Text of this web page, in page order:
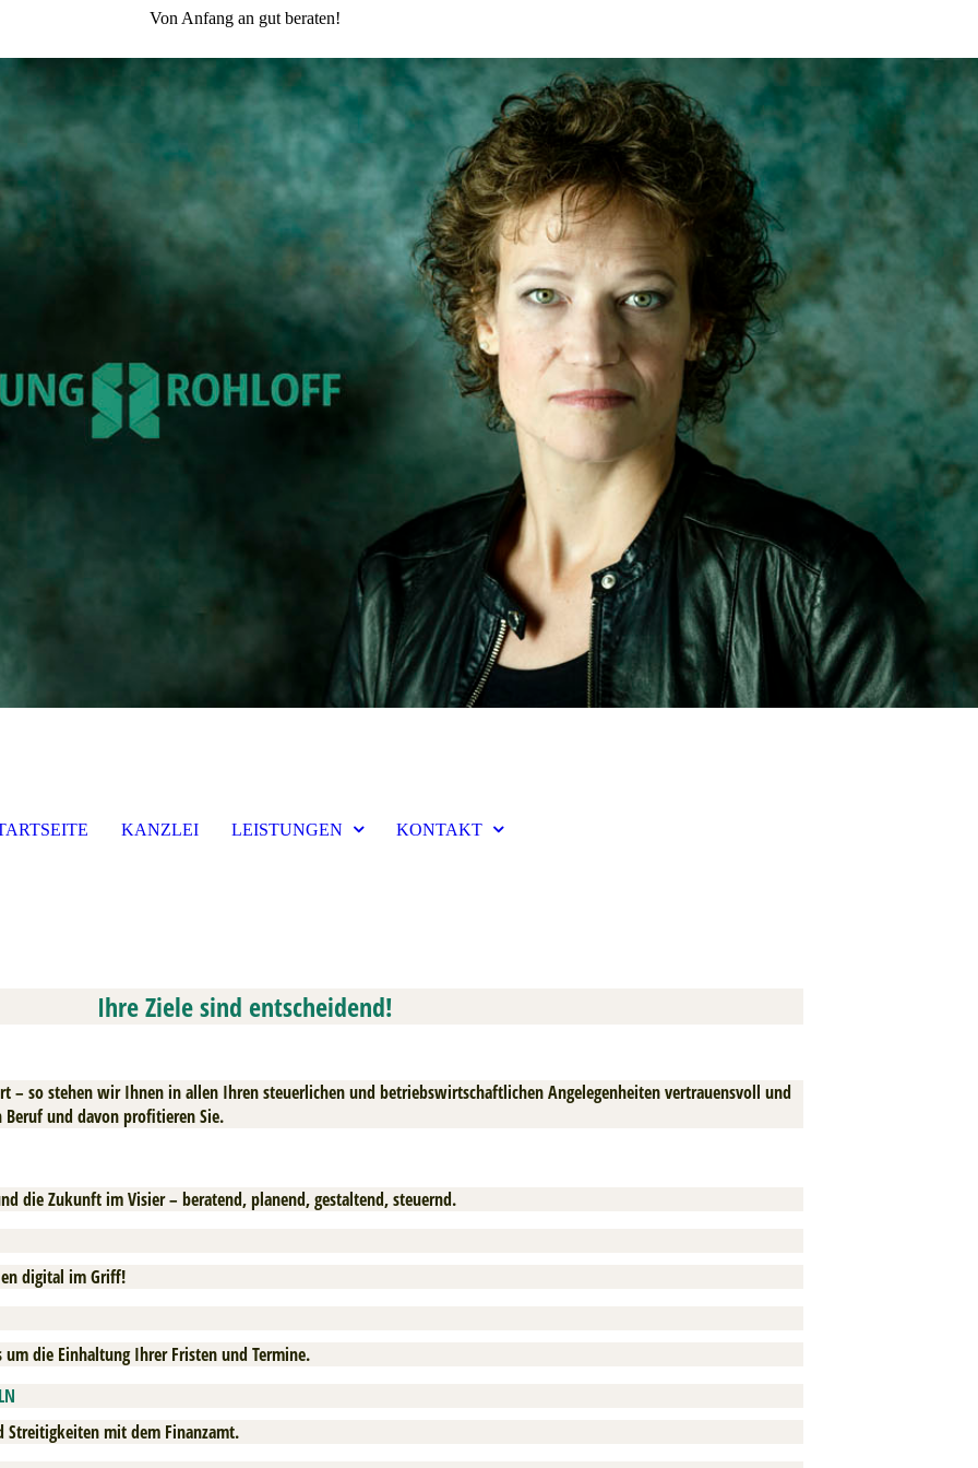
Von Anfang an gut beraten!
KANZLEI LEISTUNGEN KONTAKT
Ihre Ziele sind entscheidend!
– so stehen wir Ihnen in allen Ihren steuerlichen und betriebswirtschaftlichen Angelegenheiten vertrauensvoll und
Beruf und davon profitieren Sie.
die Zukunft im Visier – beratend, planend, gestaltend, steuernd.
digital im Griff!
die Einhaltung Ihrer Fristen und Termine.
mit dem Finanzamt.